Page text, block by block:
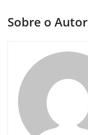
Sobre o Autor